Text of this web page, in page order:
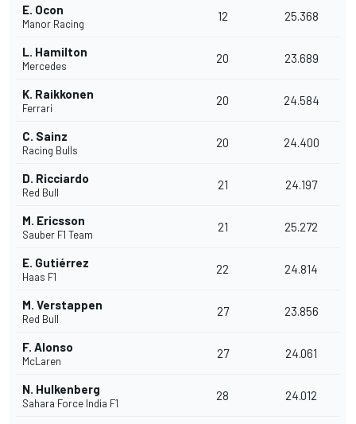
E. Ocon
Manor Racing
12 25.368
L. Hamilton
Mercedes
20 23.689
K. Raikkonen
Ferrari
20 24.584
C. Sainz
Racing Bulls
20 24.400
D. Ricciardo
Red Bull
21 24.197
M. Ericsson
Sauber F1 Team
21 25.272
E. Gutiérrez
Haas F1
22 24.814
M. Verstappen
Red Bull
27 23.856
F. Alonso
McLaren
27 24.061
N. Hulkenberg
Sahara Force India F1
28 24.012